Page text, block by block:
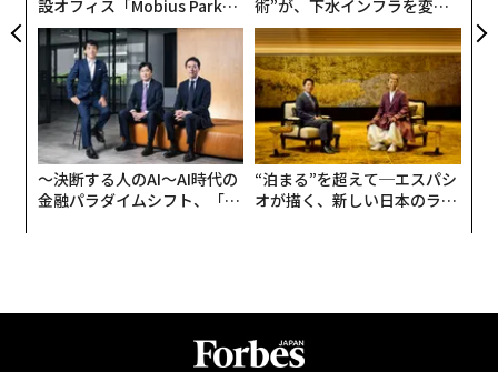
とスポーツ庁が推進してきた「スタジアム・アリーナ改
革」や、来シーズンから始まるBリーグの構造改革「B.
革新」による、5000席以上かつスイートルーム等を備え
たアリーナの確保を参入条件とした最上位ディビジョン
「B.LEAGUE PREMIER（B.プレミア）」の新設などを背
景とした、全国的なアリーナ建設ラッシュの中、
2024年に開業したMIXI・三井不動産の共同事業による
「ららアリーナ東京ベイ」、
DeNAと京急電鉄が共同開発計画中の「川崎新！アリー
前のアリーナとして早くから注目されてきた。
て、建設業界の人手不足などを理由に、当初目標の2028年10月から2年ほど先になる見通しが発表されている（20
設オフィス「Mobius Park」
がオープン──タマディック
が健康経営を徹底する理由
術”が、下水インフラを変え
たのか──産総研×月島JFE
アクアソリューションの10年
〜決断する人のAI〜AI時代の
金融パラダイムシフト、「超
“泊まる”を超えて─エスパシ
オが描く、新しい日本のラグ